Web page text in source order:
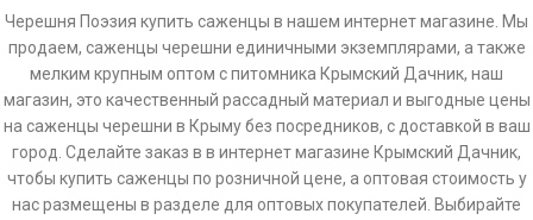
Черешня Поэзия купить саженцы в нашем интернет магазине. Мы
продаем, саженцы черешни единичными экземплярами, а также
мелким крупным оптом с питомника Крымский Дачник, наш
магазин, это качественный рассадный материал и выгодные цены
на саженцы черешни в Крыму без посредников, с доставкой в ваш
город. Сделайте заказ в в интернет магазине Крымский Дачник,
чтобы купить саженцы по розничной цене, а оптовая стоимость у
нас размещены в разделе для оптовых покупателей. Выбирайте